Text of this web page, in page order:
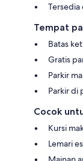
Tempat
Batas
Gratis
Parkir
Parkir di
Cocok
Kursi
Lemari